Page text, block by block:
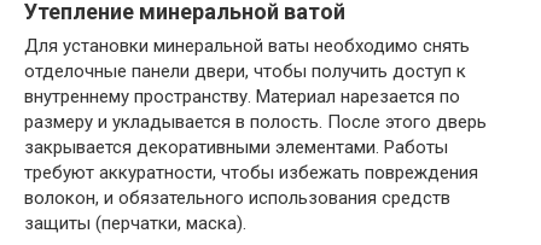
Утепление минеральной ватой
Для установки минеральной ваты необходимо снять
отделочные панели двери, чтобы получить доступ к
внутреннему пространству. Материал нарезается по
размеру и укладывается в полость. После этого дверь
закрывается декоративными элементами. Работы
требуют аккуратности, чтобы избежать повреждения
волокон, и обязательного использования средств
защиты (перчатки, маска).